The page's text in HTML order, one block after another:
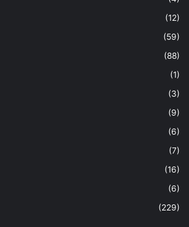
(12)
(59)
(88)
(1)
(3)
(9)
(6)
(7)
(16)
(6)
(229)